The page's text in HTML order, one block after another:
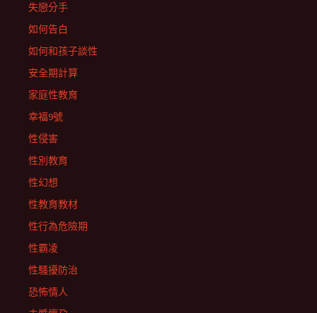
失戀分手
如何告白
如何和孩子談性
安全期計算
家庭性教育
幸福9號
性侵害
性別教育
性幻想
性教育教材
性行為危險期
性霸凌
性騷擾防治
恐怖情人